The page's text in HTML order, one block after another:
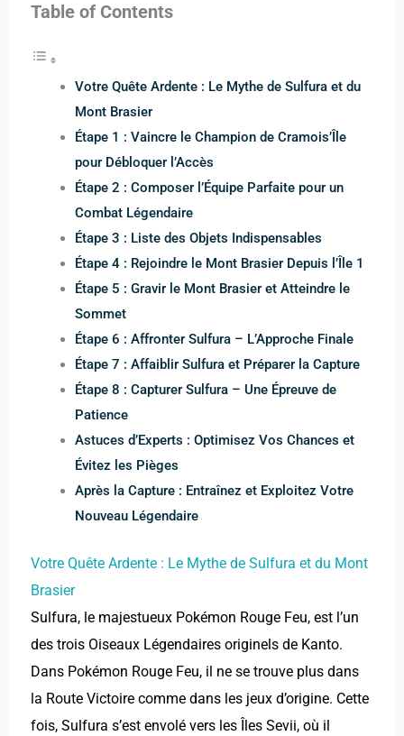
Table of Contents
Votre Quête Ardente : Le Mythe de Sulfura et du
Mont Brasier
Étape 1 : Vaincre le Champion de Cramois’Île
pour Débloquer l’Accès
Étape 2 : Composer l’Équipe Parfaite pour un
Combat Légendaire
Étape 3 : Liste des Objets Indispensables
Étape 4 : Rejoindre le Mont Brasier Depuis l’Île 1
Étape 5 : Gravir le Mont Brasier et Atteindre le
Sommet
Étape 6 : Affronter Sulfura – L’Approche Finale
Étape 7 : Affaiblir Sulfura et Préparer la Capture
Étape 8 : Capturer Sulfura – Une Épreuve de
Patience
Astuces d’Experts : Optimisez Vos Chances et
Évitez les Pièges
Après la Capture : Entraînez et Exploitez Votre
Nouveau Légendaire
Votre Quête Ardente : Le Mythe de Sulfura et du Mont
Brasier
Sulfura, le majestueux Pokémon Rouge Feu, est l’un
des trois Oiseaux Légendaires originels de Kanto.
Dans Pokémon Rouge Feu, il ne se trouve plus dans
la Route Victoire comme dans les jeux d’origine. Cette
fois, Sulfura s’est envolé vers les Îles Sevii, où il